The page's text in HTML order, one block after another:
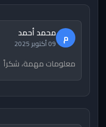
م محمد أحمد
09 أكتوبر 2025
معلومات مهمة، شكراً